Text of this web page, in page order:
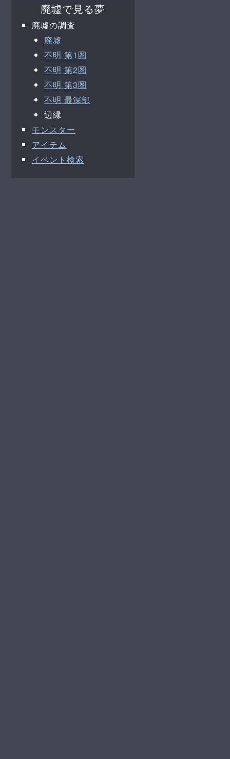
廃墟で見る夢
廃墟の調査
廃墟
不明 第1圏
不明 第2圏
不明 第3圏
不明 最深部
辺縁
モンスター
アイテム
イベント検索